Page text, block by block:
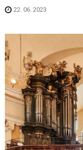
22. 06. 2023